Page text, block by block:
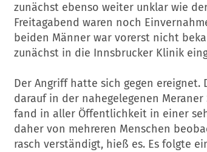
zunächst ebenso weiter unklar wie
Freitagabend waren noch
beiden Männer war vorerst nicht
zunächst in die Innsbrucker Klinik
Der Angriff hatte sich gegen
darauf in der nahegelegenen
fand in aller Öffentlichkeit in einer
daher von mehreren Menschen
rasch verständigt, hieß es. Es folgte